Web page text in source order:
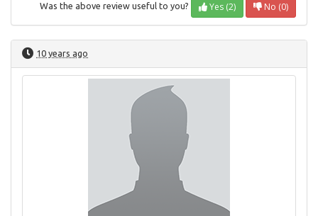
Was the above review useful to you? Yes (2) No (0)
10 years ago